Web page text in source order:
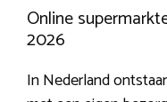
Online
2026
In Nederland